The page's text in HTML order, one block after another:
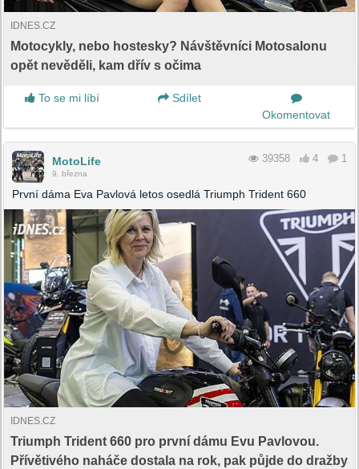
IDNES.CZ
Motocykly, nebo hostesky? Návštěvníci Motosalonu
opět nevěděli, kam dřív s očima
To se mi líbí
Sdílet
Okomentovat
MotoLife
9. března
39358 4 1
První dáma Eva Pavlová letos osedlá Triumph Trident 660
IDNES.CZ
Triumph Trident 660 pro první dámu Evu Pavlovou.
Přívětivého naháče dostala na rok, pak půjde do dražby